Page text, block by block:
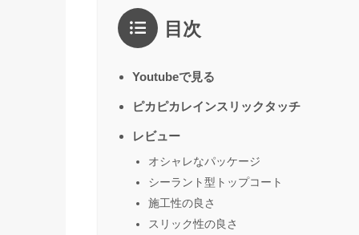
目次
Youtubeで見る
ピカピカレインスリックタッチ
レビュー
オシャレなパッケージ
シーラント型トップコート
施工性の良さ
スリック性の良さ